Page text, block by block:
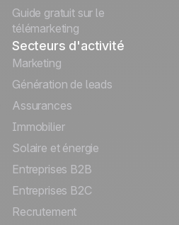
Guide gratuit sur le
télémarketing
Secteurs d'activité
Marketing
Génération de leads
Assurances
Immobilier
Solaire et énergie
Entreprises B2B
Entreprises B2C
Recrutement